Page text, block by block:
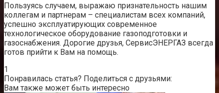
Пользуясь случаем, выражаю признательность нашим
коллегам и партнерам – специалистам всех компаний,
успешно эксплуатирующих современное
технологическое оборудование газоподготовки и
газоснабжения. Дорогие друзья, СервисЭНЕРГАЗ всегда
готов прийти к Вам на помощь.
1
Понравилась статья? Поделиться с друзьями:
Вам также может быть интересно